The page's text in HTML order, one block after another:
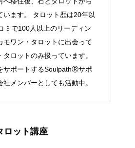
います。 タロット歴は20年以
ミで100人以上のリーディン
モワン・タロットに出会って
ロットのみ扱っています。
サポートするSoulpathⓇサポ
社メンバーとしても活動中。
ロット講座